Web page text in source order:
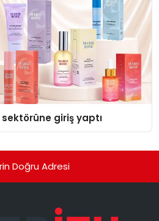
giriş yaptı
Doğru Adresi